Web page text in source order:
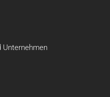
Unternehmen